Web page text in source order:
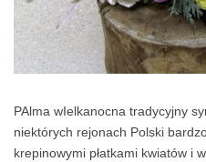
PAlma wIelkanocna tradycyjny
niektórych rejonach Polski
krepinowymi płatkami kwiatów i